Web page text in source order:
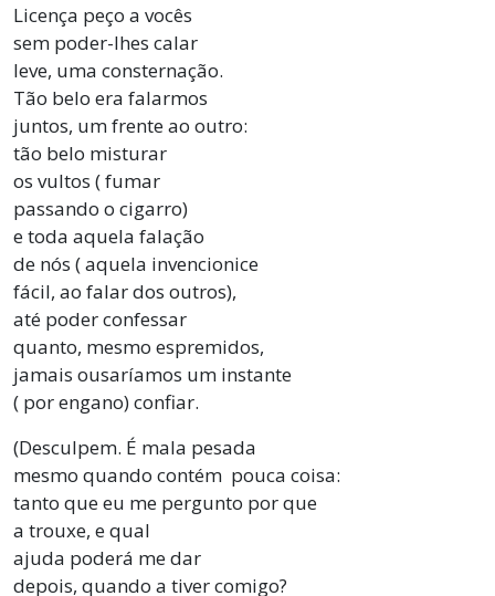
Licença peço a vocês
sem poder-lhes calar
leve, uma consternação.
Tão belo era falarmos
juntos, um frente ao outro:
tão belo misturar
os vultos ( fumar
passando o cigarro)
e toda aquela falação
de nós ( aquela invencionice
fácil, ao falar dos outros),
até poder confessar
quanto, mesmo espremidos,
jamais ousaríamos um instante
( por engano) confiar.
(Desculpem. É mala pesada
mesmo quando contém pouca coisa:
tanto que eu me pergunto por que
a trouxe, e qual
ajuda poderá me dar
depois, quando a tiver comigo?